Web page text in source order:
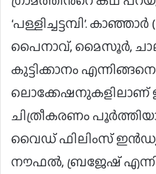
‘പള്ളിച്ചട്ടമ്പി’.
പൈനാവ്, മൈസൂർ,
കുട്ടിക്കാനം
ലൊക്കേഷനുകളിലാണ്
ചിത്രീകരണം
വൈഡ് ഫിലിംസ്
നൗഫൽ, ബ്രജേഷ്